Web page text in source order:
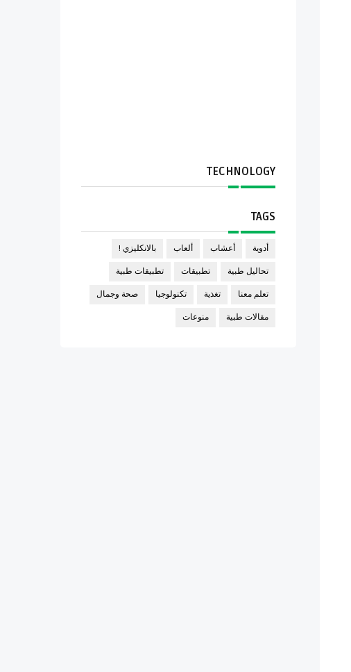
TECHNOLOGY
TAGS
أدوية أعشاب ألعاب بالانكليزي !
تحاليل طبية تطبيقات تطبيقات طبية
تعلم معنا تغذية تكنولوجيا صحة وجمال
مقالات طبية منوعات